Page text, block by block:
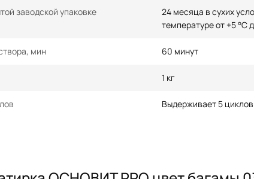
заводской упаковке
24 месяца в сухих
температуре от +5 °С
мин 60 минут
1 кг
Выдерживает 5